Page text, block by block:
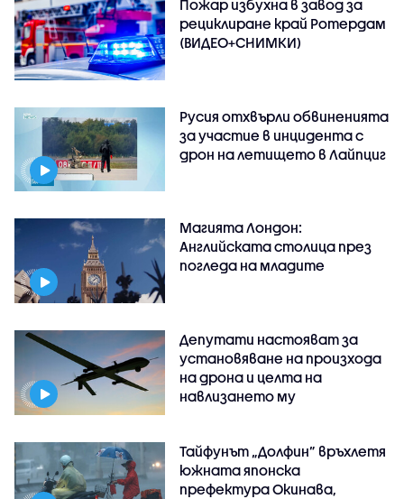
Пожар избухна в завод за
рециклиране край Ротердам
(ВИДЕО+СНИМКИ)
Русия отхвърли обвиненията
за участие в инцидента с
дрон на летището в Лайпциг
Магията Лондон:
Английската столица през
погледа на младите
Депутати настояват за
установяване на произхода
на дрона и целта на
навлизането му
Тайфунът „Долфин” връхлетя
южната японска
префектура Окинава,